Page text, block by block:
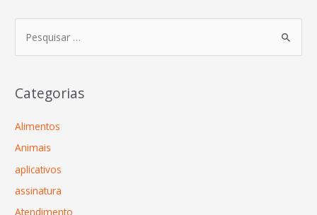
Categorias
Alimentos
Animais
aplicativos
assinatura
Atendimento